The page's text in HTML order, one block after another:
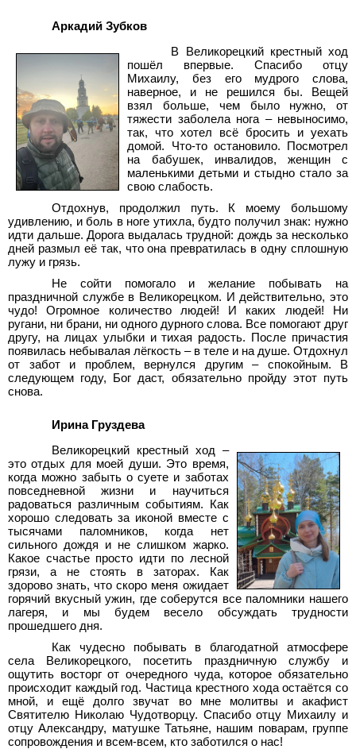
Аркадий Зубков
В Великорецкий крестный ход
пошёл впервые. Спасибо отцу
Михаилу, без его мудрого слова,
наверное, и не решился бы. Вещей
взял больше, чем было нужно, от
тяжести заболела нога – невыносимо,
так, что хотел всё бросить и уехать
домой. Что-то остановило. Посмотрел
на бабушек, инвалидов, женщин с
маленькими детьми и стыдно стало за
свою слабость.
Отдохнув, продолжил путь. К моему большому
удивлению, и боль в ноге утихла, будто получил знак: нужно
идти дальше. Дорога выдалась трудной: дождь за несколько
дней размыл её так, что она превратилась в одну сплошную
лужу и грязь.
Не сойти помогало и желание побывать на
праздничной службе в Великорецком. И действительно, это
чудо! Огромное количество людей! И каких людей! Ни
ругани, ни брани, ни одного дурного слова. Все помогают друг
другу, на лицах улыбки и тихая радость. После причастия
появилась небывалая лёгкость – в теле и на душе. Отдохнул
от забот и проблем, вернулся другим – спокойным. В
следующем году, Бог даст, обязательно пройду этот путь
снова.
Ирина Груздева
Великорецкий крестный ход –
это отдых для моей души. Это время,
когда можно забыть о суете и заботах
повседневной жизни и научиться
радоваться различным событиям. Как
хорошо следовать за иконой вместе с
тысячами паломников, когда нет
сильного дождя и не слишком жарко.
Какое счастье просто идти по лесной
грязи, а не стоять в заторах. Как
здорово знать, что скоро меня ожидает
горячий вкусный ужин, где соберутся все паломники нашего
лагеря, и мы будем весело обсуждать трудности
прошедшего дня.
Как чудесно побывать в благодатной атмосфере
села Великорецкого, посетить праздничную службу и
ощутить восторг от очередного чуда, которое обязательно
происходит каждый год. Частица крестного хода остаётся со
мной, и ещё долго звучат во мне молитвы и акафист
Святителю Николаю Чудотворцу. Спасибо отцу Михаилу и
отцу Александру, матушке Татьяне, нашим поварам, группе
сопровождения и всем-всем, кто заботился о нас!